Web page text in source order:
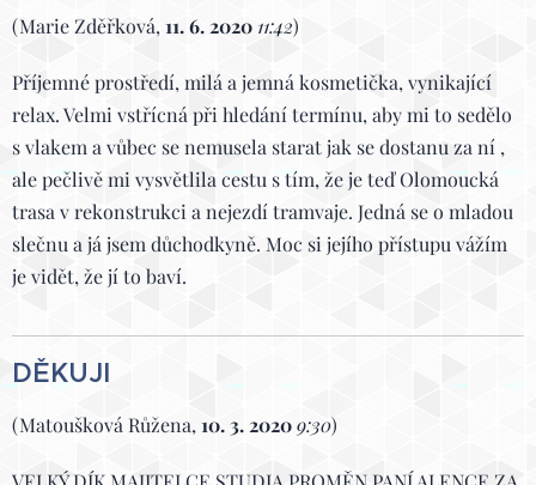
(Marie Zděřková,11. 6. 2020 11:42)
Příjemné prostředí, milá a jemná kosmetička, vynikající
relax. Velmi vstřícná při hledání termínu, aby mi to sedělo
s vlakem a vůbec se nemusela starat jak se dostanu za ní ,
ale pečlivě mi vysvětlila cestu s tím, že je teď Olomoucká
trasa v rekonstrukci a nejezdí tramvaje. Jedná se o mladou
slečnu a já jsem důchodkyně. Moc si jejího přístupu vážím
je vidět, že jí to baví.
DĚKUJI
(Matoušková Růžena,10. 3. 20209:30)